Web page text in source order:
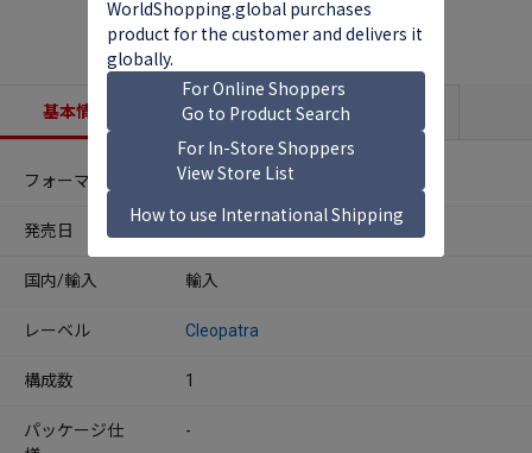
基本情報 収録内容
フォーマット CDアルバム
発売日
国内/輸入 輸入
レーベル Cleopatra
構成数 1
パッケージ仕
-